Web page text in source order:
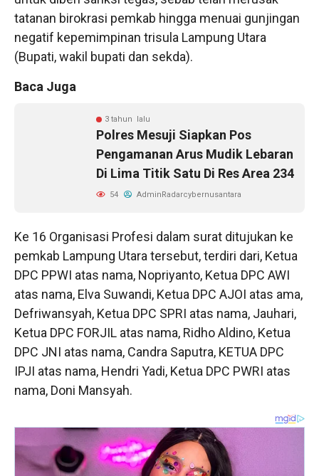
tatanan birokrasi pemkab hingga menuai gunjingan
negatif kepemimpinan trisula Lampung Utara
(Bupati, wakil bupati dan sekda).
Baca Juga
3 tahun lalu
Polres Mesuji Siapkan Pos
Pengamanan Arus Mudik Lebaran
Di Lima Titik Satu Di Res Area 234
54 AdminRadarcybernusantara
Ke 16 Organisasi Profesi dalam surat ditujukan ke
pemkab Lampung Utara tersebut, terdiri dari, Ketua
DPC PPWI atas nama, Nopriyanto, Ketua DPC AWI
atas nama, Elva Suwandi, Ketua DPC AJOI atas ama,
Defriwansyah, Ketua DPC SPRI atas nama, Jauhari,
Ketua DPC FORJIL atas nama, Ridho Aldino, Ketua
DPC JNI atas nama, Candra Saputra, KETUA DPC
IPJI atas nama, Hendri Yadi, Ketua DPC PWRI atas
nama, Doni Mansyah.